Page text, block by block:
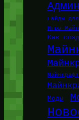
Гайды
Игры
Как
Моды